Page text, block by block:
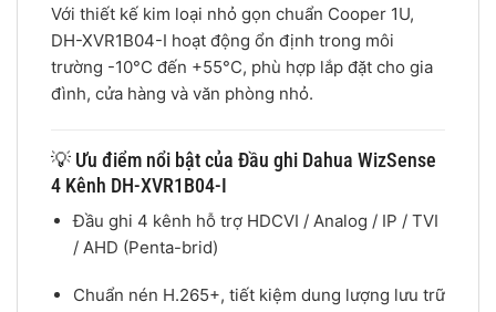
Với thiết kế kim loại nhỏ gọn chuẩn Cooper 1U,
DH-XVR1B04-I hoạt động ổn định trong môi
trường -10°C đến +55°C, phù hợp lắp đặt cho gia
đình, cửa hàng và văn phòng nhỏ.
💡 Ưu điểm nổi bật của Đầu ghi Dahua WizSense
4 Kênh DH-XVR1B04-I
Đầu ghi 4 kênh hỗ trợ HDCVI / Analog / IP / TVI
/ AHD (Penta-brid)
Chuẩn nén H.265+, tiết kiệm dung lượng lưu trữ